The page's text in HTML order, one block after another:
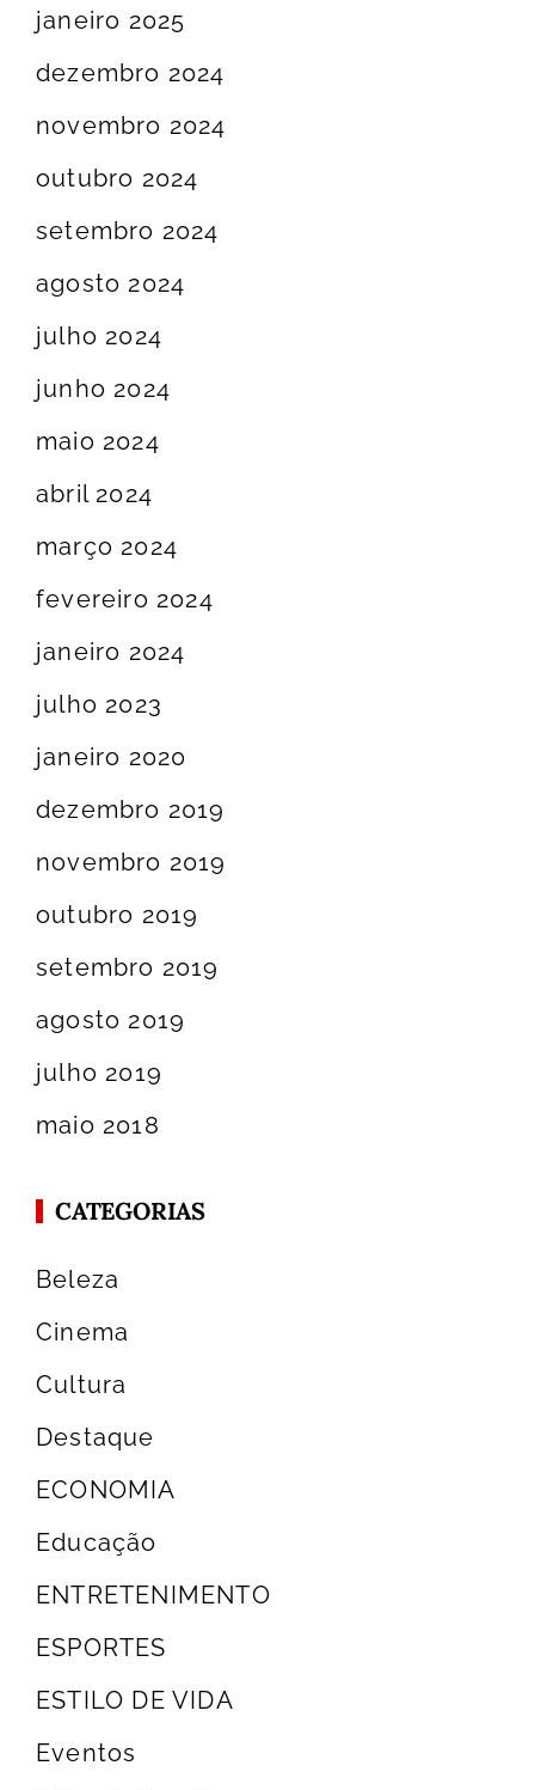
janeiro 2025
dezembro 2024
novembro 2024
outubro 2024
setembro 2024
agosto 2024
julho 2024
junho 2024
maio 2024
abril 2024
março 2024
fevereiro 2024
janeiro 2024
julho 2023
janeiro 2020
dezembro 2019
novembro 2019
outubro 2019
setembro 2019
agosto 2019
julho 2019
maio 2018
CATEGORIAS
Beleza
Cinema
Cultura
Destaque
ECONOMIA
Educação
ENTRETENIMENTO
ESPORTES
ESTILO DE VIDA
Eventos